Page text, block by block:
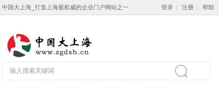
中国大上海_打造上海最权威的企业门户网站之一 登录 注册 帮助